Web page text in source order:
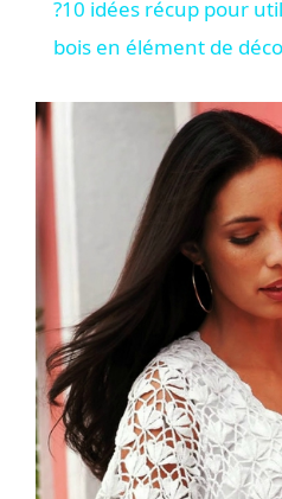
i
?10 idées récup pour
bois en élément de